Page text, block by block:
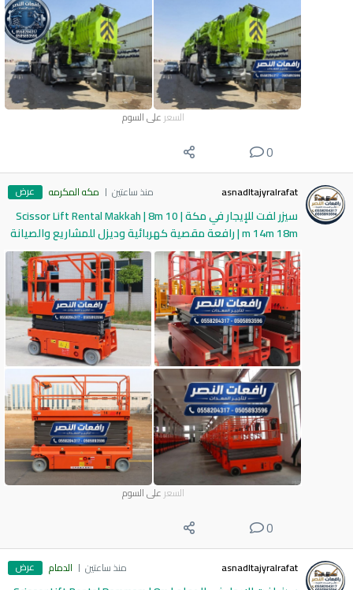
السعر على السوم
0
asnadltajyralrafat منذ ساعتين مكه المكرمه عرض
سيزر لفت للإيجار في مكة | Scissor Lift Rental Makkah | 8m 10
m 14m 18m | رافعة مقصية كهربائية وديزل للمشاريع والصيانة
السعر على السوم
0
asnadltajyralrafat منذ ساعتين الدمام عرض